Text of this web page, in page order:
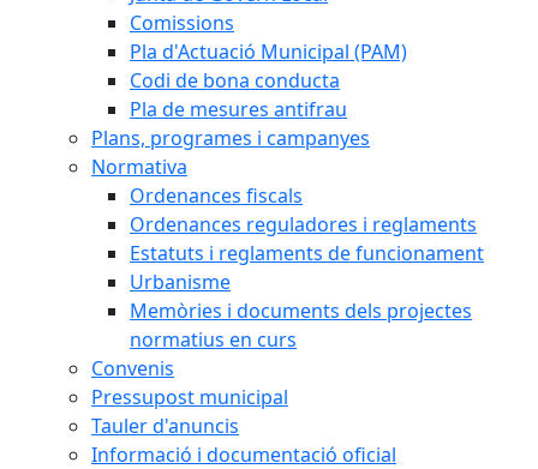
Comissions
Pla d'Actuació Municipal (PAM)
Codi de bona conducta
Pla de mesures antifrau
Plans, programes i campanyes
Normativa
Ordenances fiscals
Ordenances reguladores i reglaments
Estatuts i reglaments de funcionament
Urbanisme
Memòries i documents dels projectes
normatius en curs
Convenis
Pressupost municipal
Tauler d'anuncis
Informació i documentació oficial